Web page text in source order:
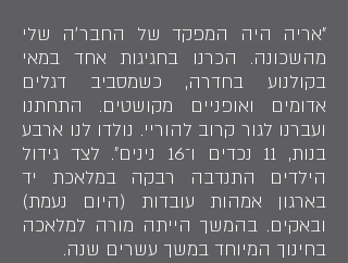
״אריה היה המפקד של החבר׳ה שלי
מהשכונה. הכרנו בחגיגות אחד במאי
בקולנוע בחדרה, כשמסביב דגלים
אדומים ואופניים מקושטים. התחתנו
ועברנו לגור קרוב להוריי. נולדו לנו ארבע
בנות, 11 נכדים ו־16 נינים״. לצד גידול
הילדים התנדבה רבקה במלאכת יד
בארגון אמהות עובדות (היום נעמת)
ובאקים. בהמשך הייתה מורה למלאכה
בחינוך המיוחד במשך עשרים שנה.